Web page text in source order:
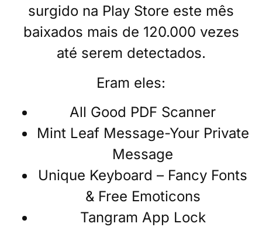
surgido na Play Store este mês
baixados mais de 120.000 vezes
até serem detectados.
Eram eles:
All Good PDF Scanner
Mint Leaf Message-Your Private
Message
Unique Keyboard – Fancy Fonts
& Free Emoticons
Tangram App Lock